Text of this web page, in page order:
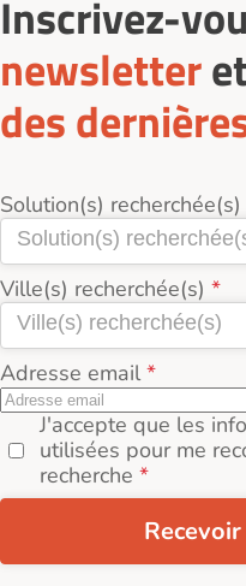
Inscrivez-
newsletter
des
Solution(s) recherchée(s)
Ville(s) recherchée(s)
Adresse email
J'accepte que les
utilisées pour me
recherche